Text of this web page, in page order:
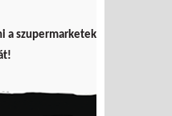
a szupermarketek